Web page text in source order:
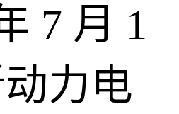
7 月 1
力电